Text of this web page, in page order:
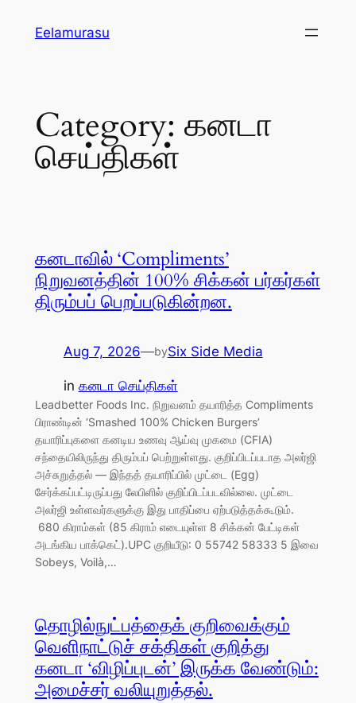
Eelamurasu
Category: கனடா
செய்திகள்
கனடாவில் ‘Compliments’
நிறுவனத்தின் 100% சிக்கன் பர்கர்கள்
திரும்பப் பெறப்படுகின்றன.
Aug 7, 2026—bySix Side Media
in கனடா செய்திகள்
Leadbetter Foods Inc. நிறுவனம் தயாரித்த Compliments
பிராண்டின் ‘Smashed 100% Chicken Burgers’
தயாரிப்புகளை கனடிய உணவு ஆய்வு முகமை (CFIA)
சந்தையிலிருந்து திரும்பப் பெற்றுள்ளது. குறிப்பிடப்படாத அலர்ஜி
அச்சுறுத்தல் — இந்தத் தயாரிப்பில் முட்டை (Egg)
சேர்க்கப்பட்டிருப்பது லேபிளில் குறிப்பிடப்படவில்லை. முட்டை
அலர்ஜி உள்ளவர்களுக்கு இது பாதிப்பை ஏற்படுத்தக்கூடும்.
680 கிராம்கள் (85 கிராம் எடையுள்ள 8 சிக்கன் பேட்டிகள்
அடங்கிய பாக்கெட்).UPC குறியீடு: 0 55742 58333 5 இவை
Sobeys, Voilà,…
தொழில்நுட்பத்தைக் குறிவைக்கும்
வெளிநாட்டுச் சக்திகள் குறித்து
கனடா ‘விழிப்புடன்’ இருக்க வேண்டும்:
அமைச்சர் வலியுறுத்தல்.